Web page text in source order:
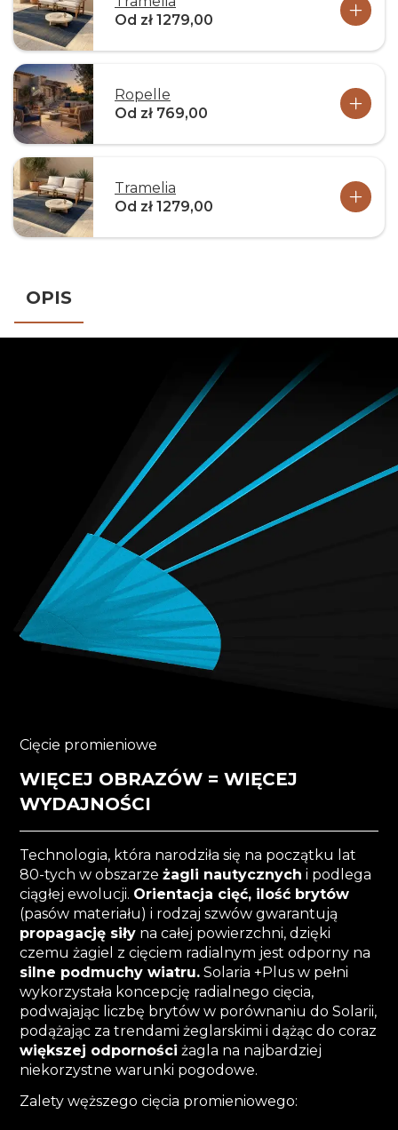
Od zł 1279,00
Ropelle
Od zł 769,00
Tramelia
Od zł 1279,00
OPIS
Cięcie promieniowe
WIĘCEJ OBRAZÓW = WIĘCEJ
WYDAJNOŚCI
Technologia, która narodziła się na początku lat
80-tych w obszarzeżagli nautycznych i podlega
ciągłej ewolucji. Orientacja cięć, ilość brytów
(pasów materiału) i rodzaj szwów gwarantują
propagację siły na całej powierzchni, dzięki
czemu żagiel z cięciem radialnym jest odporny na
silne podmuchy wiatru. Solaria +Plus w pełni
wykorzystała koncepcję radialnego cięcia,
podwajając liczbę brytów w porównaniu do Solarii,
podążając za trendami żeglarskimi i dążąc do coraz
większej odporności żagla na najbardziej
niekorzystne warunki pogodowe.
Zalety węższego cięcia promieniowego: